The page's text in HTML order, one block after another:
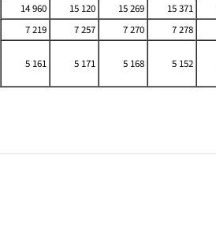
14 960 15 120 15 269 15 371
7 219 7 257 7 270 7 278
5 161 5 171 5 168 5 152